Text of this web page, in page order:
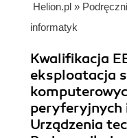
Helion.pl »
informatyk
Kwalifikacja
eksploatacja
peryferyjnych
Urządzenia